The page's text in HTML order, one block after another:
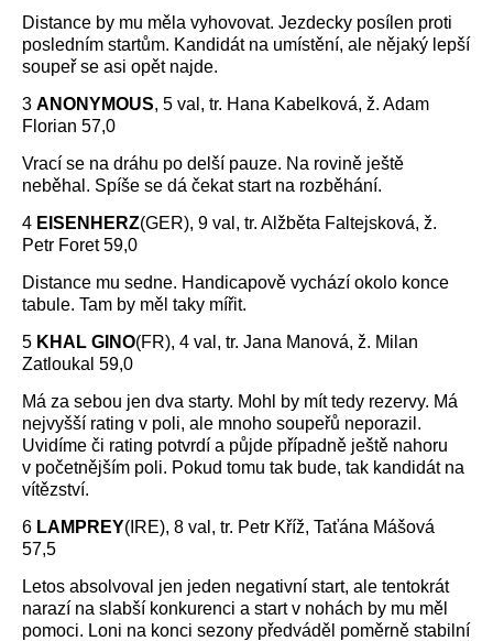
Distance by mu měla vyhovovat. Jezdecky posílen proti
posledním startům. Kandidát na umístění, ale nějaký lepší
soupeř se asi opět najde.
3 ANONYMOUS, 5 val, tr. Hana Kabelková, ž. Adam
Florian 57,0
Vrací se na dráhu po delší pauze. Na rovině ještě
neběhal. Spíše se dá čekat start na rozběhání.
4 EISENHERZ(GER), 9 val, tr. Alžběta Faltejsková, ž.
Petr Foret 59,0
Distance mu sedne. Handicapově vychází okolo konce
tabule. Tam by měl taky mířit.
5 KHAL GINO(FR), 4 val, tr. Jana Manová, ž. Milan
Zatloukal 59,0
Má za sebou jen dva starty. Mohl by mít tedy rezervy. Má
nejvyšší rating v poli, ale mnoho soupeřů neporazil.
Uvidíme či rating potvrdí a půjde případně ještě nahoru
v početnějším poli. Pokud tomu tak bude, tak kandidát na
vítězství.
6 LAMPREY(IRE), 8 val, tr. Petr Kříž, Taťána Mášová
57,5
Letos absolvoval jen jeden negativní start, ale tentokrát
narazí na slabší konkurenci a start v nohách by mu měl
pomoci. Loni na konci sezony předváděl poměrně stabilní